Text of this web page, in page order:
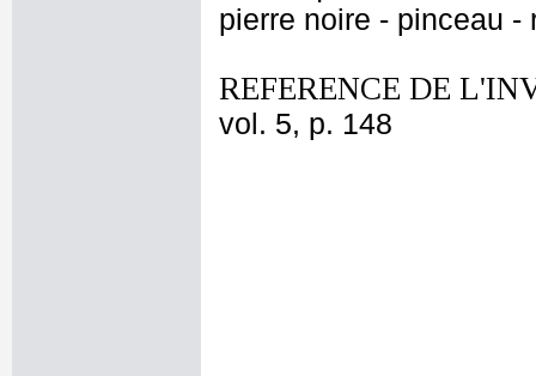
pierre noire - pinceau -
REFERENCE DE
vol. 5, p. 148